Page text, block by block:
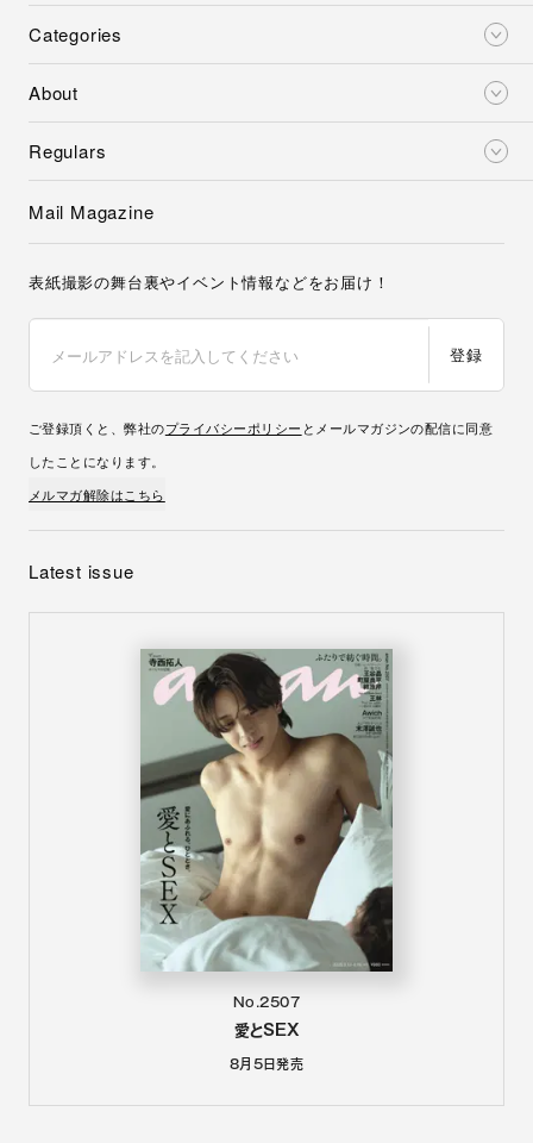
Categories
About
Regulars
Mail Magazine
表紙撮影の舞台裏やイベント情報などをお届け！
登録
ご登録頂くと、弊社のプライバシーポリシー とメールマガジンの配信に同意
したことになります。
メルマガ解除はこちら
Latest issue
No.2507
愛とSEX
8月5日発売